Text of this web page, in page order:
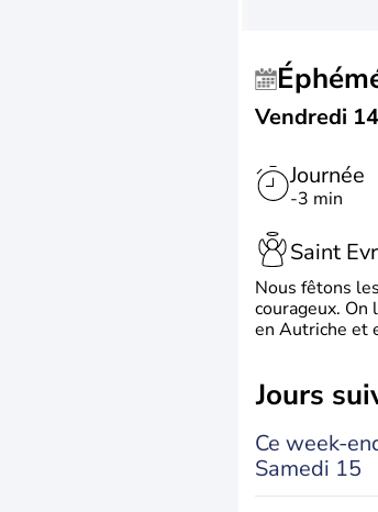
Vendredi
Journée
-3 min
Saint
Nous fêtons
courageux. On
en Autriche et
jours
Ce week-
Samedi 15